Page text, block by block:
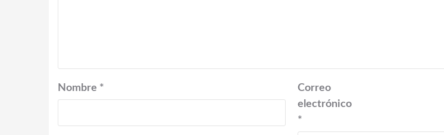
Nombre *
Correo
electrónico
*